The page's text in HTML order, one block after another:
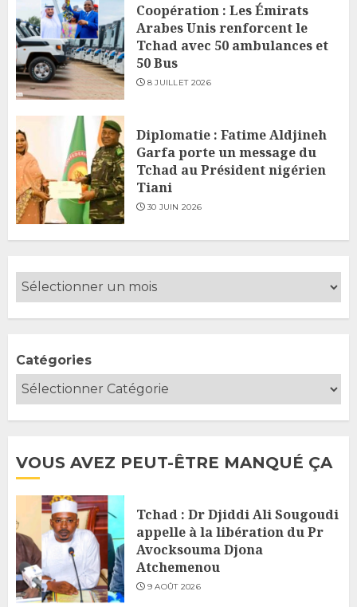
Coopération : Les Émirats
Arabes Unis renforcent le
Tchad avec 50 ambulances et
50 Bus
8 JUILLET 2026
Diplomatie : Fatime Aldjineh
Garfa porte un message du
Tchad au Président nigérien
Tiani
30 JUIN 2026
Catégories
VOUS AVEZ PEUT-ÊTRE MANQUÉ ÇA
Tchad : Dr Djiddi Ali Sougoudi
appelle à la libération du Pr
Avocksouma Djona
Atchemenou
9 AOÛT 2026